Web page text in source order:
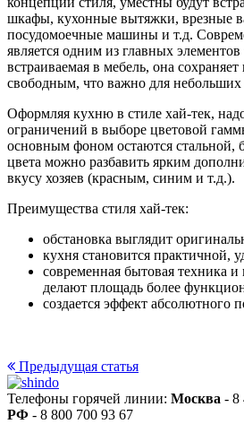
шкафы, кухонные вытяжки, врезные
посудомоечные машины и т.д.
является одним из главных элементов
встраиваемая в мебель, она сохраняет
свободным, что важно для небольших
Оформляя кухню в стиле хай-тек,
ограничений в выборе цветовой
основным фоном остаются стальной,
цвета можно разбавить ярким
вкусу хозяев (красным, синим и т.д.).
Преимущества стиля хай-тек:
обстановка выглядит
кухня становится практичной,
современная бытовая техника
делают площадь более
создается эффект абсолютного
Предыдущая статья
Телефоны горячей линии: Москва - 8
РФ - 8 800 700 93 67